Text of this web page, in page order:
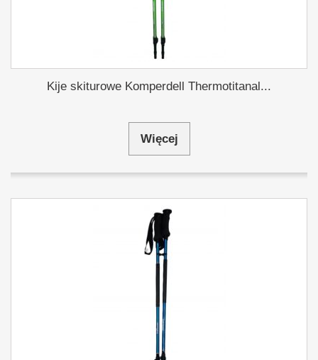
Kije skiturowe Komperdell Thermotitanal...
Więcej